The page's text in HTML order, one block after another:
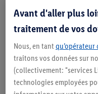
Veggie
Avant d'aller plus
traitement de vos
Nous, en tant
traitons vos données sur
(collectivement: "services
technologies employées